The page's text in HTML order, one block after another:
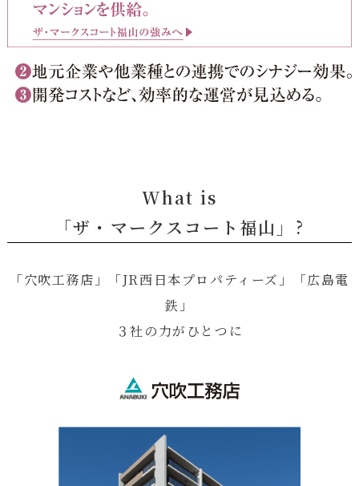
What is
「ザ・マークスコート福山」?
「穴吹工務店」「JR西日本プロパティーズ」「広島電
鉄」
３社の力がひとつに